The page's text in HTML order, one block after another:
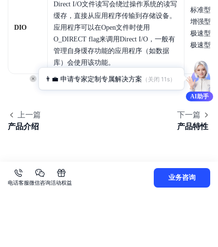
DIO
Direct I/O文件读写会绕过操作系统的读写
缓存，直接从应用程序传输到存储设备。
应用程序可以在Open文件时使用
O_DIRECT flag来调用Direct I/O，一般有
管理自身缓存功能的应用程序（如数据
库）会使用该功能。
标准型、
增强型、
极速型和
极速型L2
上一篇
产品介绍
下一篇
产品特性
AI助手
👨‍💼 申请专家定制专属解决方案 （关闭 11 s）
电话客服微信咨询活动权益
业务咨询